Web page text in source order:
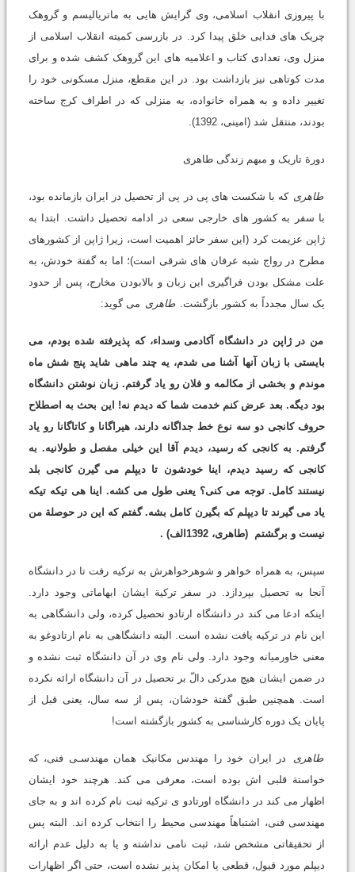
با پیروزی انقلاب اسلامی، وی گرایش هایی به ماتریالیسم و گروهک
چریک های فدایی خلق پیدا کرد. در بازرسی کمیته انقلاب اسلامی از
منزل وی، تعدادی کتاب و اعلامیه های این گروهک کشف شده و برای
مدت کوتاهی نیز بازداشت بود. در این مقطع، منزل مسکونی خود را
تغییر داده و به همراه خانواده، به منزلی که در اطراف کرج ساخته
بودند، منتقل شد (امینی، 1392).
دورة تاریک و مبهم زندگی طاهری
طاهری که با شکست های پی در پی از تحصیل در ایران بازمانده بود،
با سفر به کشور های خارجی سعی در ادامه تحصیل داشت. ابتدا به
ژاپن عزیمت کرد (این سفر حائز اهمیت است، زیرا ژاپن از کشورهای
مطرح در رواج شبه عرفان های شرقی است)؛ اما به گفتة خودش، به
علت مشکل بودن فراگیری این زبان و بالابودن مخارج، پس از حدود
یک سال مجدداً به کشور بازگشت.
طاهری می گوید:
من در ژاپن در دانشگاه آکادمی وسداء، که پذیرفته شده بودم، می
بایستی با زبان آنها آشنا می شدم، یه چند ماهی شاید پنج شش ماه
موندم و بخشی از مکالمه و فلان رو یاد گرفتم. زبان نوشتن دانشگاه
بود دیگه. بعد عرض کنم خدمت شما که دیدم نه! این بحث به اصطلاح
حروف کانجی دو سه نوع خط جداگانه دارند، هیراگانا و کاتاگانا رو یاد
گرفتم. به کانجی که رسید، دیدم آقا این خیلی مفصل و طولانیه. به
کانجی که رسید دیدم، اینا خودشون تا دیپلم می گیرن کانجی بلد
نیستند کامل. توجه می کنی؟ یعنی طول می کشه. اینا هی تیکه تیکه
یاد می گیرند تا دیپلم که بگیرن کامل بشه. گفتم که این در حوصلة من
نیست و برگشتم (طاهری، 1392الف) .
سپس، به همراه خواهر و شوهرخواهرش به ترکیه رفت تا در دانشگاه
آنجا به تحصیل بپردازد. در سفر ترکیة ایشان ابهاماتی وجود دارد.
اینکه ادعا می کند در دانشگاه ارتادو تحصیل کرده، ولی دانشگاهی به
این نام در ترکیه یافت نشده است. البته دانشگاهی به نام ارتادوغو به
معنی خاورمیانه وجود دارد. ولی نام وی در آن دانشگاه ثبت نشده و
در ضمن ایشان هیچ مدرکی دالّ بر تحصیل در آن دانشگاه ارائه نکرده
است. همچنین طبق گفتة خودشان، پس از سه سال، یعنی قبل از
پایان یک دوره کارشناسی به کشور بازگشته است!
طاهری
در ایران خود را مهندس مکانیک همان مهندسـی فنی، که
خواستة قلبی اش بوده است، معرفی می کند. هرچند خود ایشان
اظهار می کند در دانشگاه اورتادو ی ترکیه ثبت نام کرده اند و به جای
مهندسی فنی، اشتباهاً مهندسی محیط را انتخاب کرده اند. البته پس
از تحقیقاتی مشخص شد، ثبت نامی نداشته و یا به دلیل عدم ارائه
دیپلم مورد قبول، قطعی یا امکان پذیر نشده است، حتی اگر اظهارات